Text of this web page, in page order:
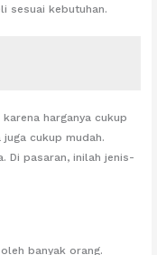
sesuai kebutuhan.
harganya cukup
cukup mudah.
Di pasaran, inilah jenis-
banyak orang.